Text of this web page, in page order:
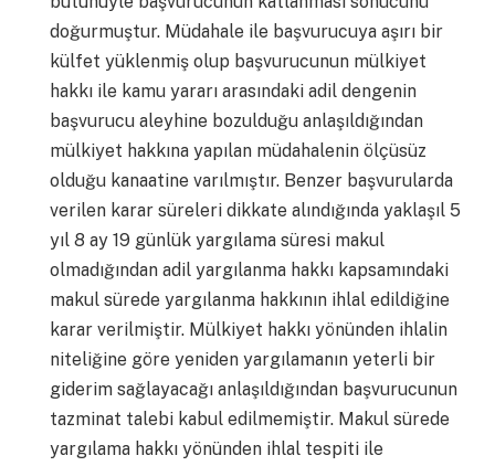
doğurmuştur. Müdahale ile başvurucuya aşırı bir
külfet yüklenmiş olup başvurucunun mülkiyet
hakkı ile kamu yararı arasındaki adil dengenin
başvurucu aleyhine bozulduğu anlaşıldığından
mülkiyet hakkına yapılan müdahalenin ölçüsüz
olduğu kanaatine varılmıştır. Benzer başvurularda
verilen karar süreleri dikkate alındığında yaklaşıl 5
yıl 8 ay 19 günlük yargılama süresi makul
olmadığından adil yargılanma hakkı kapsamındaki
makul sürede yargılanma hakkının ihlal edildiğine
karar verilmiştir. Mülkiyet hakkı yönünden ihlalin
niteliğine göre yeniden yargılamanın yeterli bir
giderim sağlayacağı anlaşıldığından başvurucunun
tazminat talebi kabul edilmemiştir. Makul sürede
yargılama hakkı yönünden ihlal tespiti ile